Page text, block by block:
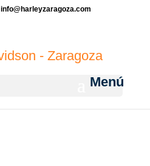
info@harleyzaragoza.com